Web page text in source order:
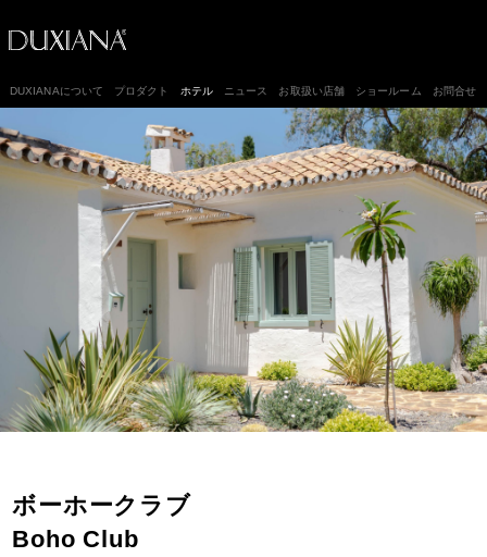
DUXIANAについて プロダクト ホテル ニュース お取扱い店舗 ショールーム お問合せ
ボーホークラブ
Boho Club